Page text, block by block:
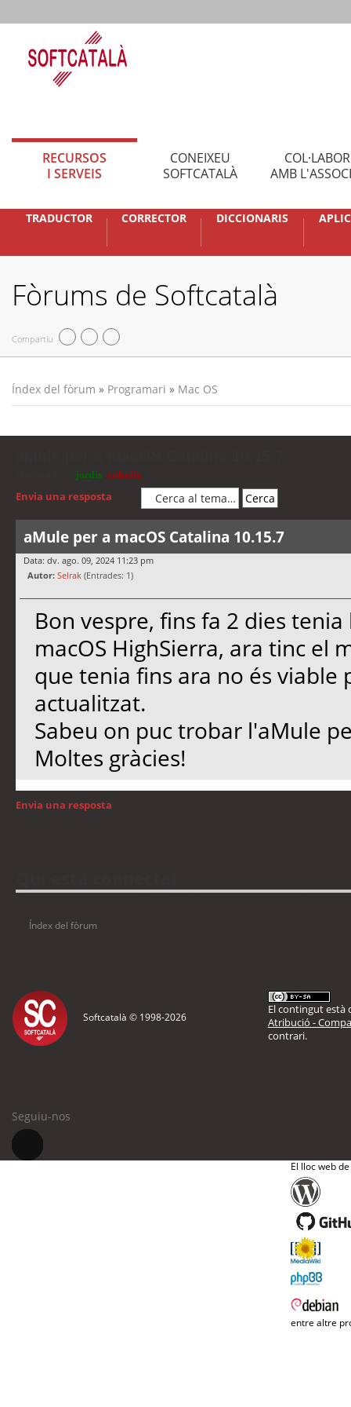
RECURSOS
I SERVEIS
CONEIXEU
SOFTCATALÀ
AMB
TRADUCTOR CORRECTOR DICCIONARIS
Fòrums de Softcatalà
Compartiu
Índex del fòrum » Programari » Mac OS
jordis cubells
Envia una resposta
aMule per a macOS Catalina 10.15.7
Data: dv. ago. 09, 2024 11:23 pm
Autor: Selrak (Entrades: 1)
Bon vespre, fins fa 2 dies
macOS HighSierra, ara tinc el
que tenia fins ara no és
actualitzat.
Sabeu on puc trobar l'aMule
Moltes gràcies!
Envia una resposta
Índex del fòrum
Softcatalà © 1998-2026
El contingut està
Atribució -
contrari.
Seguiu-nos
El lloc web
entre altre